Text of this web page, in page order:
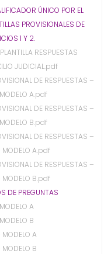
ÚNICO POR EL
PROVISIONALES DE
1 Y 2.
RESPUESTAS
JUDICIAL.pdf
DE RESPUESTAS –
A.pdf
DE RESPUESTAS –
B.pdf
DE RESPUESTAS –
MODELO A.pdf
DE RESPUESTAS –
MODELO B.pdf
DE PREGUNTAS
A
B
A
B